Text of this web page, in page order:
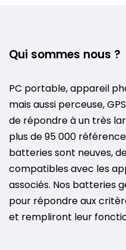
Qui sommes nous ?
PC portable, appareil
mais aussi perceuse,
de répondre à un très
plus de 95 000
batteries sont neuves,
compatibles avec les
associés. Nos batteries
pour répondre aux
et rempliront leur